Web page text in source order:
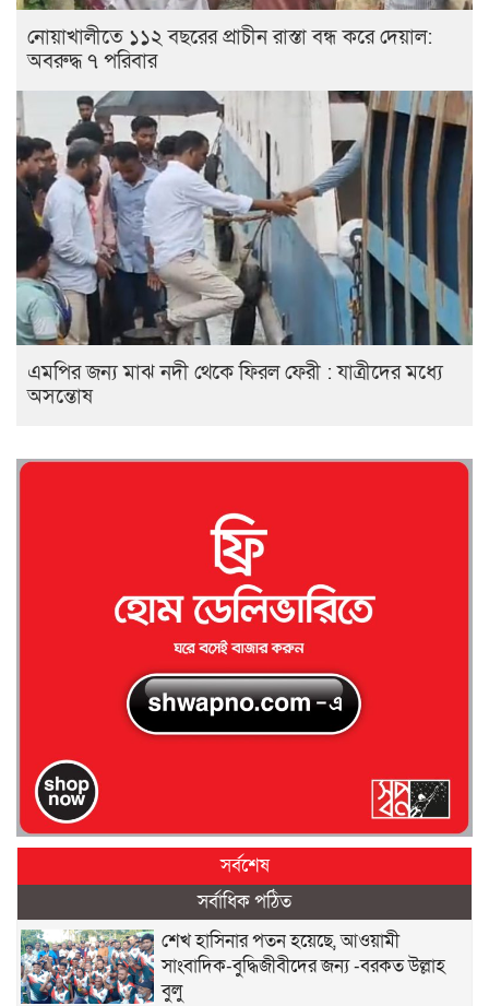
নোয়াখালীতে ১১২ বছরের প্রাচীন রাস্তা বন্ধ করে দেয়াল:
অবরুদ্ধ ৭ পরিবার
এমপির জন্য মাঝ নদী থেকে ফিরল ফেরী : যাত্রীদের মধ্যে
অসন্তোষ
সর্বশেষ
সর্বাধিক পঠিত
শেখ হাসিনার পতন হয়েছে, আওয়ামী
সাংবাদিক-বুদ্ধিজীবীদের জন্য -বরকত উল্লাহ
বুলু